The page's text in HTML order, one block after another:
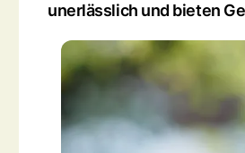
unerlässlich und bieten